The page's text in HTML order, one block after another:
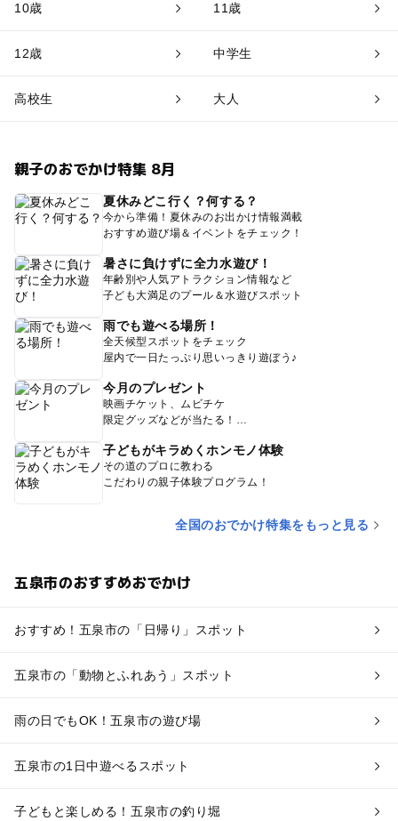
10歳 11歳
12歳 中学生
高校生 大人
親子のおでかけ特集 8月
夏休みどこ行く？何する？
今から準備！夏休みのお出かけ情報満載
おすすめ遊び場＆イベントをチェック！
暑さに負けずに全力水遊び！
年齢別や人気アトラクション情報など
子ども大満足のプール＆水遊びスポット
雨でも遊べる場所！
全天候型スポットをチェック
屋内で一日たっぷり思いっきり遊ぼう♪
今月のプレゼント
映画チケット、ムビチケ
限定グッズなどが当たる！
子どもがキラめくホンモノ体験
その道のプロに教わる
こだわりの親子体験プログラム！
全国のおでかけ特集をもっと見る
五泉市のおすすめおでかけ
おすすめ！五泉市の「日帰り」スポット
五泉市の「動物とふれあう」スポット
雨の日でもOK！五泉市の遊び場
五泉市の1日中遊べるスポット
子どもと楽しめる！五泉市の釣り堀